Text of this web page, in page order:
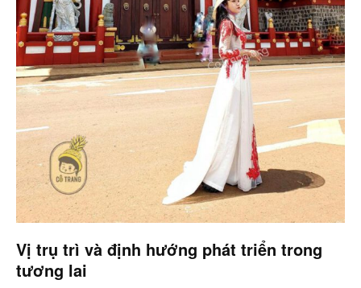
Vị trụ trì và định hướng phát triển trong
tương lai